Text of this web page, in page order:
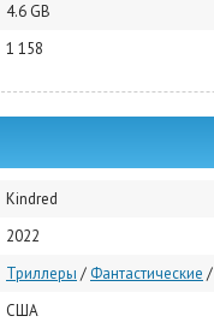
4.6 GB
1 158
Kindred
2022
Триллеры /Фантастические /
США